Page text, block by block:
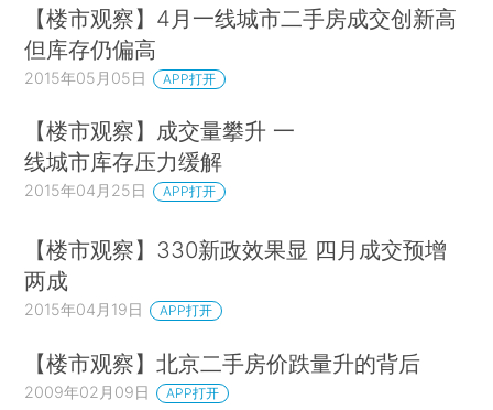
【楼市观察】4月一线城市二手房成交创新高
但库存仍偏高
2015年05月05日 APP打开
【楼市观察】成交量攀升 一
线城市库存压力缓解
2015年04月25日 APP打开
【楼市观察】330新政效果显 四月成交预增
两成
2015年04月19日 APP打开
【楼市观察】北京二手房价跌量升的背后
2009年02月09日 APP打开